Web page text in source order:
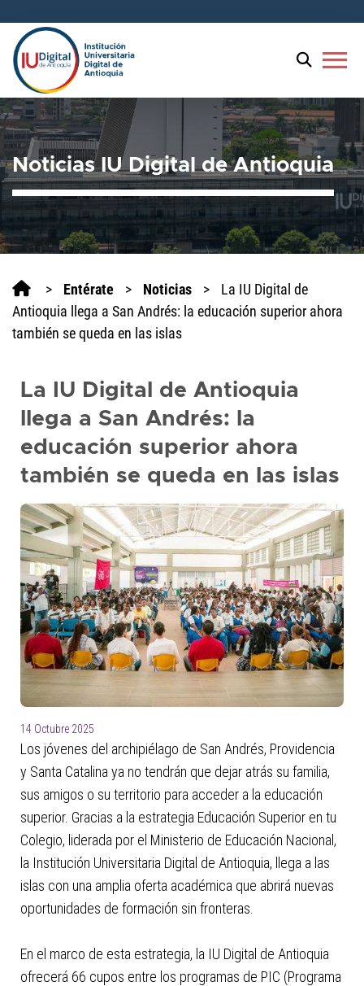
to
One
Accessibility
screen
reader.
To
start
the
All
in
Accessibility
screen
reader,
press
shortcut
activates
reader
help
navigate
and
interact
with
content.
menu
Noticias IU Digital de Antioquia
> Entérate > Noticias >
La IU Digital de
Antioquia llega a San Andrés: la educación superior ahora
también se queda en las islas
La IU Digital de Antioquia
llega a San Andrés: la
educación superior ahora
también se queda en las islas
14 Octubre 2025
Los jóvenes del archipiélago de San Andrés, Providencia
y Santa Catalina ya no tendrán que dejar atrás su familia,
sus amigos o su territorio para acceder a la educación
superior. Gracias a la estrategia Educación Superior en tu
Colegio, liderada por el Ministerio de Educación Nacional,
la Institución Universitaria Digital de Antioquia, llega a las
islas con una amplia oferta académica que abrirá nuevas
oportunidades de formación sin fronteras.
En el marco de esta estrategia, la IU Digital de Antioquia
ofrecerá 66 cupos entre los programas de PIC (Programa